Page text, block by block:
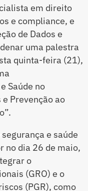
em direito
e compliance, e
de Dados e
uma palestra
quinta-feira (21),
Saúde no
Prevenção ao
e saúde
no dia 26 de maio,
o
(GRO) e o
(PGR), como